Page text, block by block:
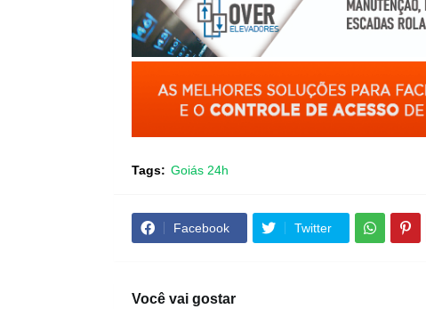
Tags: Goiás 24h
Facebook Twitter
Você vai gostar